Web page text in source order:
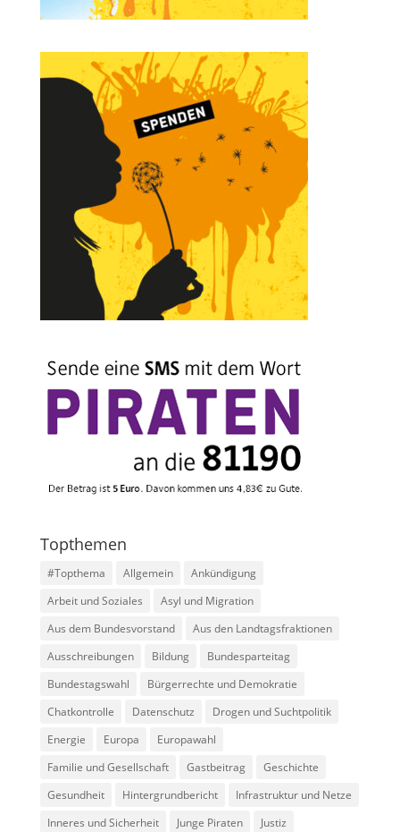
Topthemen
#Topthema Allgemein
Ankündigung
Arbeit und Soziales
Asyl und Migration
Aus dem Bundesvorstand
Aus den Landtagsfraktionen
Ausschreibungen
Bildung
Bundesparteitag
Bundestagswahl
Bürgerrechte und Demokratie
Chatkontrolle
Datenschutz
Drogen und Suchtpolitik
Energie
Europa
Europawahl
Familie und Gesellschaft
Gastbeitrag
Geschichte
Gesundheit
Hintergrundbericht
Infrastruktur und Netze
Inneres und Sicherheit
Junge Piraten
Justiz